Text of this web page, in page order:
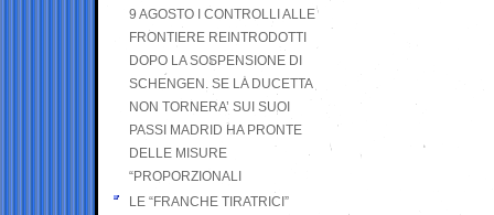
9 AGOSTO I CONTROLLI ALLE
FRONTIERE REINTRODOTTI
DOPO LA SOSPENSIONE DI
SCHENGEN. SE LA DUCETTA
NON TORNERA’ SUI SUOI
PASSI MADRID HA PRONTE
DELLE MISURE
“PROPORZIONALI
LE “FRANCHE TIRATRICI”